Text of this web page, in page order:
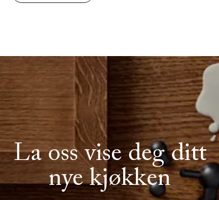
La oss vise deg ditt
nye kjøkken